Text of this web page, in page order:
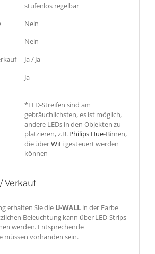
stufenlos regelbar
Nein
Nein
Ja / Ja
Ja
*LED-Streifen sind am
gebräuchlichsten, es ist möglich,
andere LEDs in den Objekten zu
platzieren, z.B. Philips Hue-Birnen,
die überWiFigesteuert werden
können
Verkauf
erhalten Sie die U-WALLin der Farbe
Beleuchtung kann über LED-Strips
werden. Entsprechende
müssen vorhanden sein.